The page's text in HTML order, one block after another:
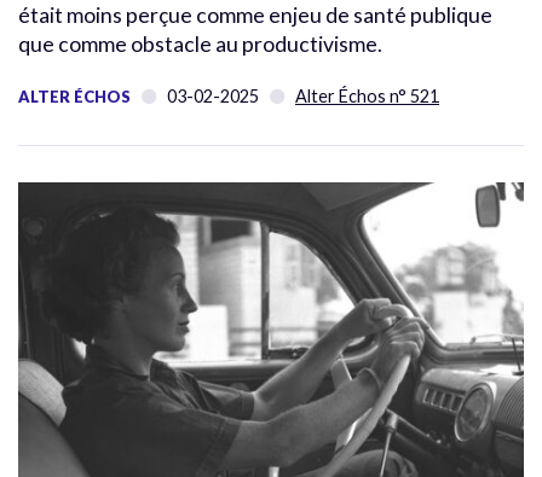
était moins perçue comme enjeu de santé publique
que comme obstacle au productivisme.
ALTER ÉCHOS 03-02-2025 Alter Échos n° 521